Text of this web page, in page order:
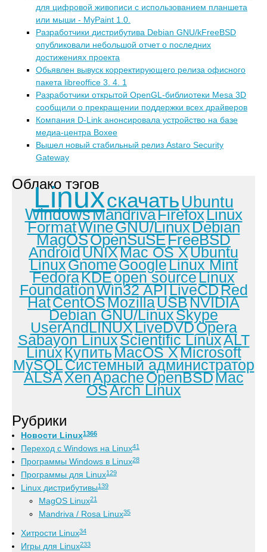
для цифровой живописи с использованием планшета
или мыши - MyPaint 1.0.
Разработчики дистрибутива Debian GNU/kFreeBSD
опубликовали небольшой отчет о последних
достижениях проекта
Обьявлен вывуск корректирующего релиза офисного
пакета libreoffice 3. 4. 1
Разработчики открытой OpenGL-библиотеки Mesa 3D
сообщили о прекращении поддержки всех драйверов
Компания D-Link анонсировала устройство на базе
медиа-центра Boxee
Вышел новый стабильный релиз Astaro Security
Gateway
Облако тэгов
Linuxскачать Ubuntu
WindowsMandrivaFirefoxLinux
FormatWineGNU/LinuxDebian
MagOSOpenSuSEFreeBSD
AndroidUNIXMac OS XUbuntu
LinuxGnomeGoogleLinux Mint
FedoraKDEopen sourceLinux
FoundationWin32 APILiveCDRed
HatCentOSMozillaUSBNVIDIA
Debian GNU/LinuxSkype
UserAndLINUXLiveDVDOpera
Sabayon LinuxScientific LinuxALT
LinuxКупитьMacOS XMicrosoft
MySQLСистемный администратор
ALSAXenApacheOpenBSDMac
OSArch Linux
Рубрики
Новости Linux1366
Переход с Windows на Linux41
Программы Windows в Linux28
Программы для Linux129
Linux дистрибутивы139
MagOS Linux21
Mandriva / Rosa Linux35
Хитрости Linux34
Игры для Linux233